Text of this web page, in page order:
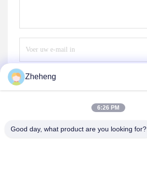
Verzend
Zheheng
6:26 PM
Good day, what product are you looking for?